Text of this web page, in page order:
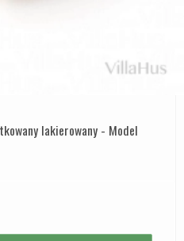
lakierowany - Model